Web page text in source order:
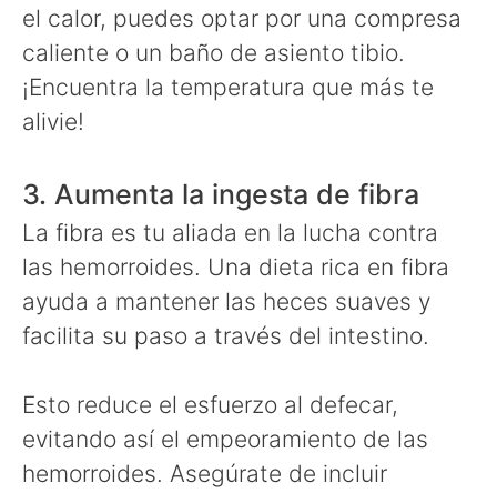
el calor, puedes optar por una compresa
caliente o un baño de asiento tibio.
¡Encuentra la temperatura que más te
alivie!
3. Aumenta la ingesta de fibra
La fibra es tu aliada en la lucha contra
las hemorroides. Una dieta rica en fibra
ayuda a mantener las heces suaves y
facilita su paso a través del intestino.
Esto reduce el esfuerzo al defecar,
evitando así el empeoramiento de las
hemorroides. Asegúrate de incluir